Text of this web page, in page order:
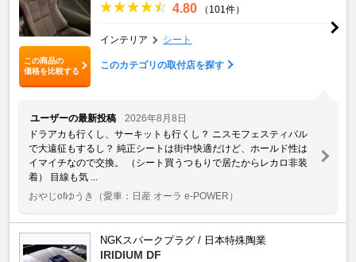
この商品の
価格を比較する
4.80 （101件）
インテリア シート
このカテゴリの取付店を探す
ユーザーの最新投稿
2026年8月8日
ドラアカも行くし、サーキットも行くし？ ニスモフェスティバル
で大遠征もするし？ 純正シートは街中快適だけど、ホールド性は
イマイチなので交換。 （シート買うつもりで居たからレカロ非装
着） 目線も気 ...
おやじofゆうき
（愛車：日産 オーラ e-POWER）
NGKスパークプラグ / 日本特殊陶業
IRIDIUM DF